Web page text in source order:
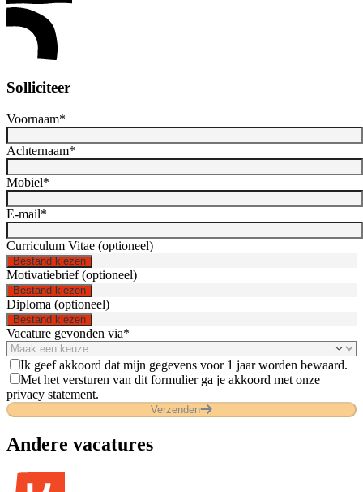
Solliciteer
Voornaam*
Achternaam*
Mobiel*
E-mail*
Curriculum Vitae (optioneel)
Bestand kiezen
Motivatiebrief (optioneel)
Bestand kiezen
Diploma (optioneel)
Bestand kiezen
Vacature gevonden via*
Ik geef akkoord dat mijn gegevens voor 1 jaar worden bewaard.
Met het versturen van dit formulier ga je akkoord met onze
privacy statement.
Verzenden
Andere vacatures